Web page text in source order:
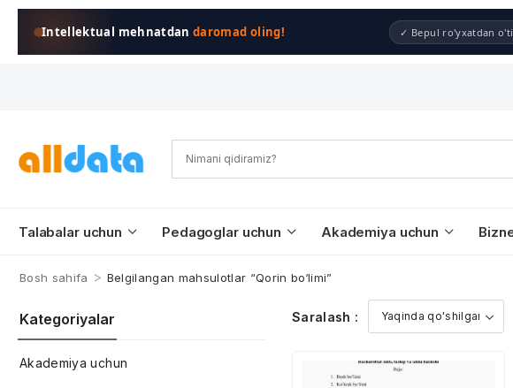
Intellektual mehnatdandaromad oling! ✓ Bepul ro'yxatdan
Talabalar uchun Pedagoglar uchun Akademiya uchun
Bosh sahifa > Belgilangan mahsulotlar “Qorin bo‘limi”
Kategoriyalar
Akademiya uchun
Saralash :